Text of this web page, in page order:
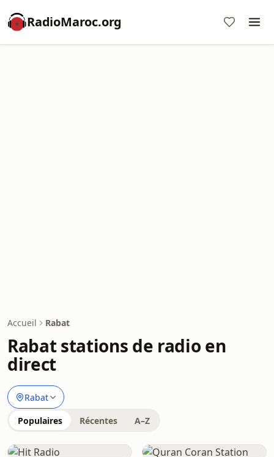
RadioMaroc.org
Accueil Rabat
Rabat stations de radio en
direct
Rabat
Populaires Récentes A–Z